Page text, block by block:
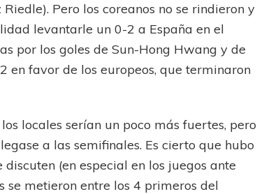
Pero los coreanos no se rindieron y
levantarle un 0-2 a España en el
por los goles de Sun-Hong Hwang y de
en favor de los europeos, que terminaron
locales serían un poco más fuertes, pero
a las semifinales. Es cierto que hubo
(en especial en los juegos ante
se metieron entre los 4 primeros del